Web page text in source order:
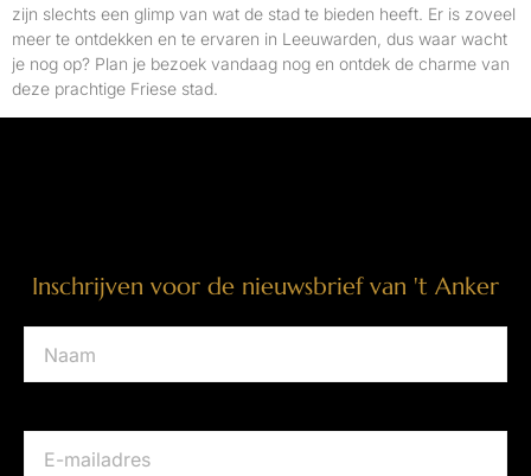
zijn slechts een glimp van wat de stad te bieden heeft. Er is zoveel
meer te ontdekken en te ervaren in Leeuwarden, dus waar wacht
je nog op? Plan je bezoek vandaag nog en ontdek de charme van
deze prachtige Friese stad.
Inschrijven voor de nieuwsbrief van 't Anker
Naam